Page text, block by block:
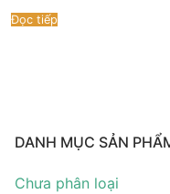
Đọc tiếp
DANH MỤC SẢN
Chưa phân loại